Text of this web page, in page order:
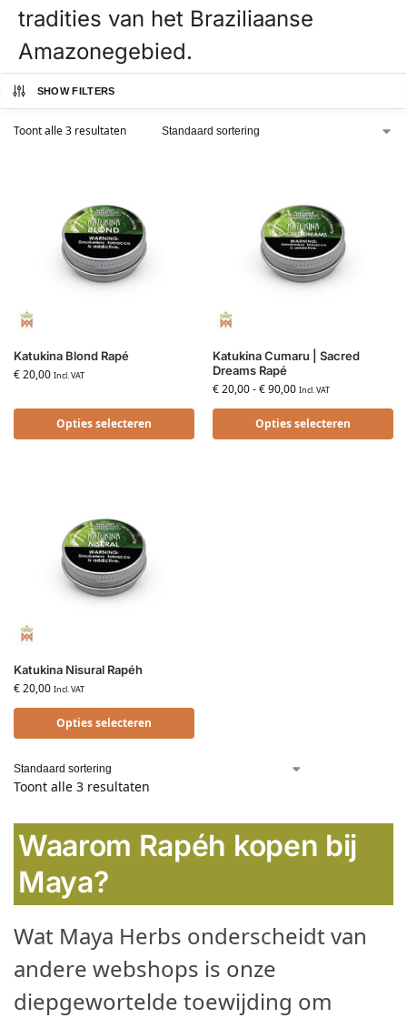
tradities van het Braziliaanse
Amazonegebied.
SHOW FILTERS
Toont alle 3 resultaten
Katukina Blond Rapé
€20,00 Incl. VAT
Opties selecteren
Katukina Cumaru | Sacred
Dreams Rapé
€20,00-€90,00 Incl. VAT
Opties selecteren
Katukina Nisural Rapéh
€20,00 Incl. VAT
Opties selecteren
Toont alle 3 resultaten
Waarom Rapéh kopen bij
Maya?
Wat Maya Herbs onderscheidt van
andere webshops is onze
diepgewortelde toewijding om